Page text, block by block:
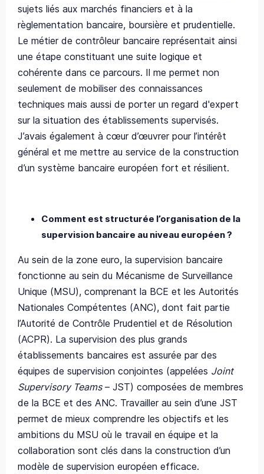
sujets liés aux marchés financiers et à la
règlementation bancaire, boursière et prudentielle.
Le métier de contrôleur bancaire représentait ainsi
une étape constituant une suite logique et
cohérente dans ce parcours. Il me permet non
seulement de mobiliser des connaissances
techniques mais aussi de porter un regard d'expert
sur la situation des établissements supervisés.
J’avais également à cœur d’œuvrer pour l’intérêt
général et me mettre au service de la construction
d’un système bancaire européen fort et résilient.
Comment est structurée l’organisation de la
supervision bancaire au niveau européen ?
Au sein de la zone euro, la supervision bancaire
fonctionne au sein du Mécanisme de Surveillance
Unique (MSU), comprenant la BCE et les Autorités
Nationales Compétentes (ANC), dont fait partie
l’Autorité de Contrôle Prudentiel et de Résolution
(ACPR). La supervision des plus grands
établissements bancaires est assurée par des
équipes de supervision conjointes (appelées Joint
Supervisory Teams– JST) composées de membres
de la BCE et des ANC. Travailler au sein d’une JST
permet de mieux comprendre les objectifs et les
ambitions du MSU où le travail en équipe et la
collaboration sont clés dans la construction d’un
modèle de supervision européen efficace.